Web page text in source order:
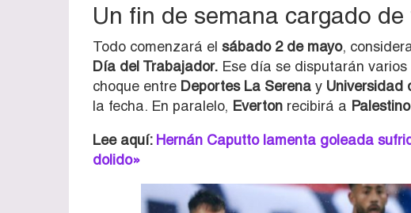
Un fin de semana cargado de
Todo comenzará el sábado 2 de mayo,
Día del Trabajador. Ese día se disputarán
choque entre Deportes La Serena y Universidad
la fecha. En paralelo, Everton recibirá a Palestino
Lee aquí: Hernán Caputto lamenta goleada
dolido»